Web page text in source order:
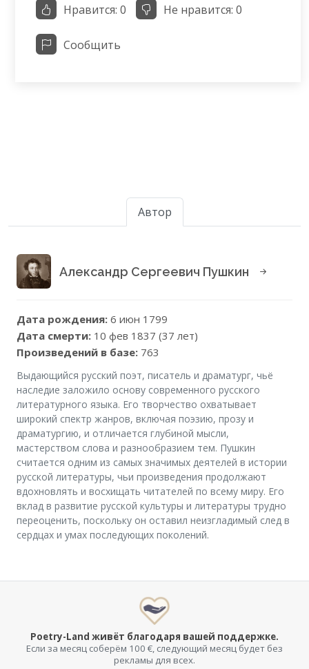
Нравится: 0 Не нравится: 0
Сообщить
Автор
Александр Сергеевич Пушкин
Дата рождения: 6 июн 1799
Дата смерти: 10 фев 1837 (37 лет)
Произведений в базе: 763
Выдающийся русский поэт, писатель и драматург, чьё
наследие заложило основу современного русского
литературного языка. Его творчество охватывает
широкий спектр жанров, включая поэзию, прозу и
драматургию, и отличается глубиной мысли,
мастерством слова и разнообразием тем. Пушкин
считается одним из самых значимых деятелей в истории
русской литературы, чьи произведения продолжают
вдохновлять и восхищать читателей по всему миру. Его
вклад в развитие русской культуры и литературы трудно
переоценить, поскольку он оставил неизгладимый след в
сердцах и умах последующих поколений.
Poetry-Land живёт благодаря вашей поддержке.
Если за месяц соберём 100 €, следующий месяц будет без
рекламы для всех.